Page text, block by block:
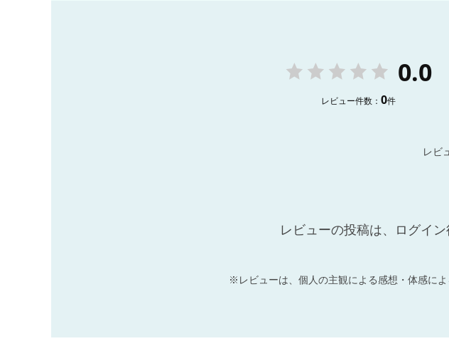
0.0
レビュー件数： 0件
レビ
レビューの投稿は、ログイン
※レビューは、個人の主観による感想・体感に